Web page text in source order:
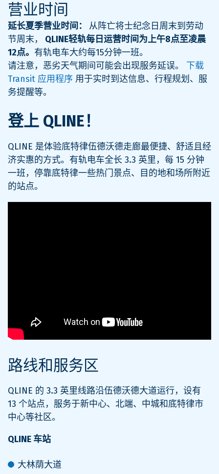
营业时间
延长夏季营业时间： 从阵亡将士纪念日周末到劳动
节周末，
QLINE轻轨每日运营时间为上午8点至凌晨
12点。 有轨电车大约每15分钟一班。
请注意，恶劣天气期间可能会出现服务延误。 下载
Transit 应用程序 用于实时到达信息、行程规划、服
务提醒等。
登上 QLINE！
QLINE 是体验底特律伍德沃德走廊最便捷、舒适且经
济实惠的方式。有轨电车全长 3.3 英里，每 15 分钟
一班，停靠底特律一些热门景点、目的地和场所附近
的站点。
路线和服务区
QLINE 的 3.3 英里线路沿伍德沃德大道运行，设有
13 个站点，服务于新中心、北端、中城和底特律市
中心等社区。
QLINE 车站
大林荫大道